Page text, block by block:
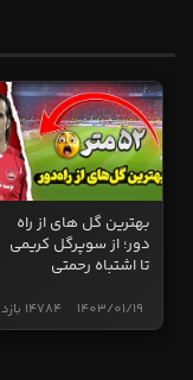
بهترین گل های از راه
دور؛ از سوپرگل کریمی
تا اشتباه رحمتی
14784 بازدید 1403/01/19